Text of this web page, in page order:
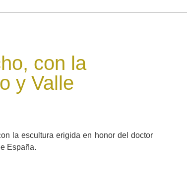
con la
y Valle
la escultura erigida en honor del doctor
España.